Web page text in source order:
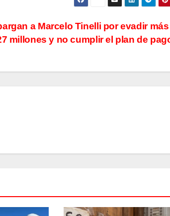
a Marcelo Tinelli por evadir
millones y no cumplir el plan de